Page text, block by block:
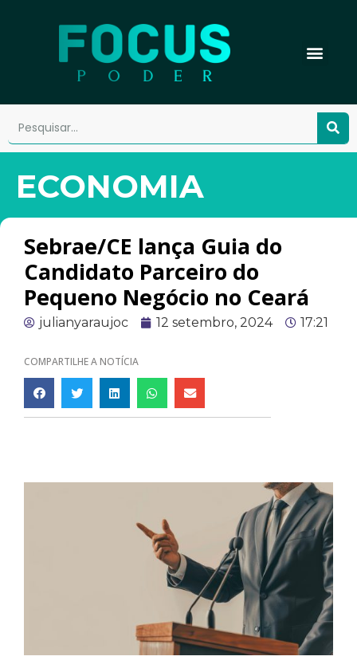
ECONOMIA
Sebrae/CE lança Guia do
Candidato Parceiro do
Pequeno Negócio no Ceará
julianyaraujoc 12 setembro, 2024 17:21
COMPARTILHE A NOTÍCIA